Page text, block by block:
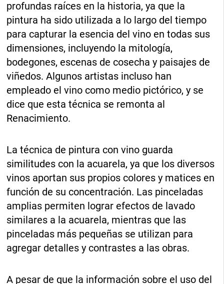
profundas raíces en la historia, ya que la
pintura ha sido utilizada a lo largo del tiempo
para capturar la esencia del vino en todas sus
dimensiones, incluyendo la mitología,
bodegones, escenas de cosecha y paisajes de
viñedos. Algunos artistas incluso han
empleado el vino como medio pictórico, y se
dice que esta técnica se remonta al
Renacimiento.
La técnica de pintura con vino guarda
similitudes con la acuarela, ya que los diversos
vinos aportan sus propios colores y matices en
función de su concentración. Las pinceladas
amplias permiten lograr efectos de lavado
similares a la acuarela, mientras que las
pinceladas más pequeñas se utilizan para
agregar detalles y contrastes a las obras.
A pesar de que la información sobre el uso del